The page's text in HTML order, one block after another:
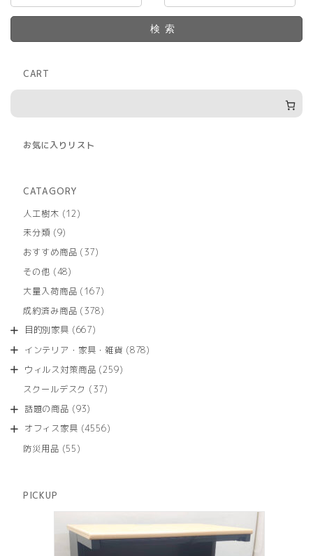
検索
CART
お気に入りリスト
CATAGORY
人工樹木
1212
商
未分類 99
の
商
おすすめ商品 3737
商
その他 4848
の
商
大量入荷商品 167167
の
成約済み商品 378378
商
目的別家具 667667
の
商
インテリア・家具・雑貨 878878
ウィルス対策商品 259259
スクールデスク 3737
商
話題の商品 9393
の
オフィス家具 45564556
防災用品 5555
PICKUP